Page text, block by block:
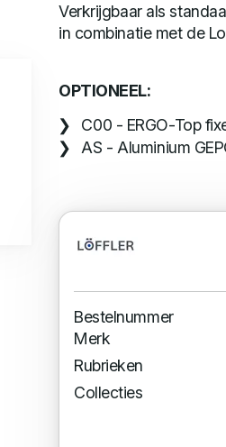
Verkrijgbaar als
in combinatie met de
OPTIONEEL:
C00 - ERGO-Top
AS - Aluminium
Bestelnummer
Merk
Rubrieken
Collecties